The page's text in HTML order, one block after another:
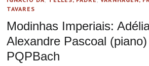
TAVARES
Modinhas Imperiais:
Alexandre Pascoal
PQPBach